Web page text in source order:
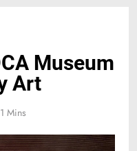
Museum
Art
1 Mins